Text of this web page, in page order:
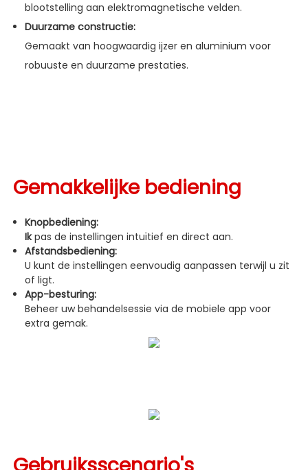
blootstelling aan elektromagnetische velden.
Duurzame constructie:
Gemaakt van hoogwaardig ijzer en aluminium voor
robuuste en duurzame prestaties.
Gemakkelijke bediening
Knopbediening:
Ikpas de instellingen intuïtief en direct aan.
Afstandsbediening:
U kunt de instellingen eenvoudig aanpassen terwijl u zit
of ligt.
App-besturing:
Beheer uw behandelsessie via de mobiele app voor
extra gemak.